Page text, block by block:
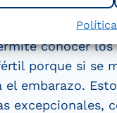
conocer
porque si se
el embarazo.
excepcionales,